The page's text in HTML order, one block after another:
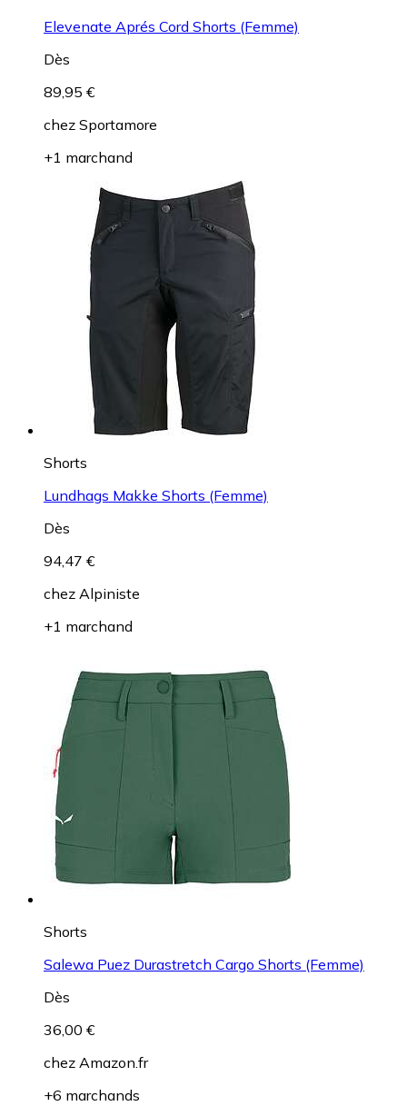
Elevenate Aprés Cord Shorts (Femme)
Dès
89,95 €
chez Sportamore
+1 marchand
Shorts
Lundhags Makke Shorts (Femme)
Dès
94,47 €
chez Alpiniste
+1 marchand
Shorts
Salewa Puez Durastretch Cargo Shorts (Femme)
Dès
36,00 €
chez Amazon.fr
+6 marchands